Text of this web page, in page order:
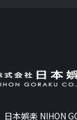
本娯楽 NIHON